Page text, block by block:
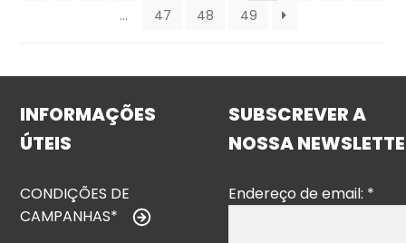
…
47 48 49
INFORMAÇÕES
ÚTEIS
CONDIÇÕES DE
CAMPANHAS*
SUBSCREVER A
NOSSA
Endereço de email: *